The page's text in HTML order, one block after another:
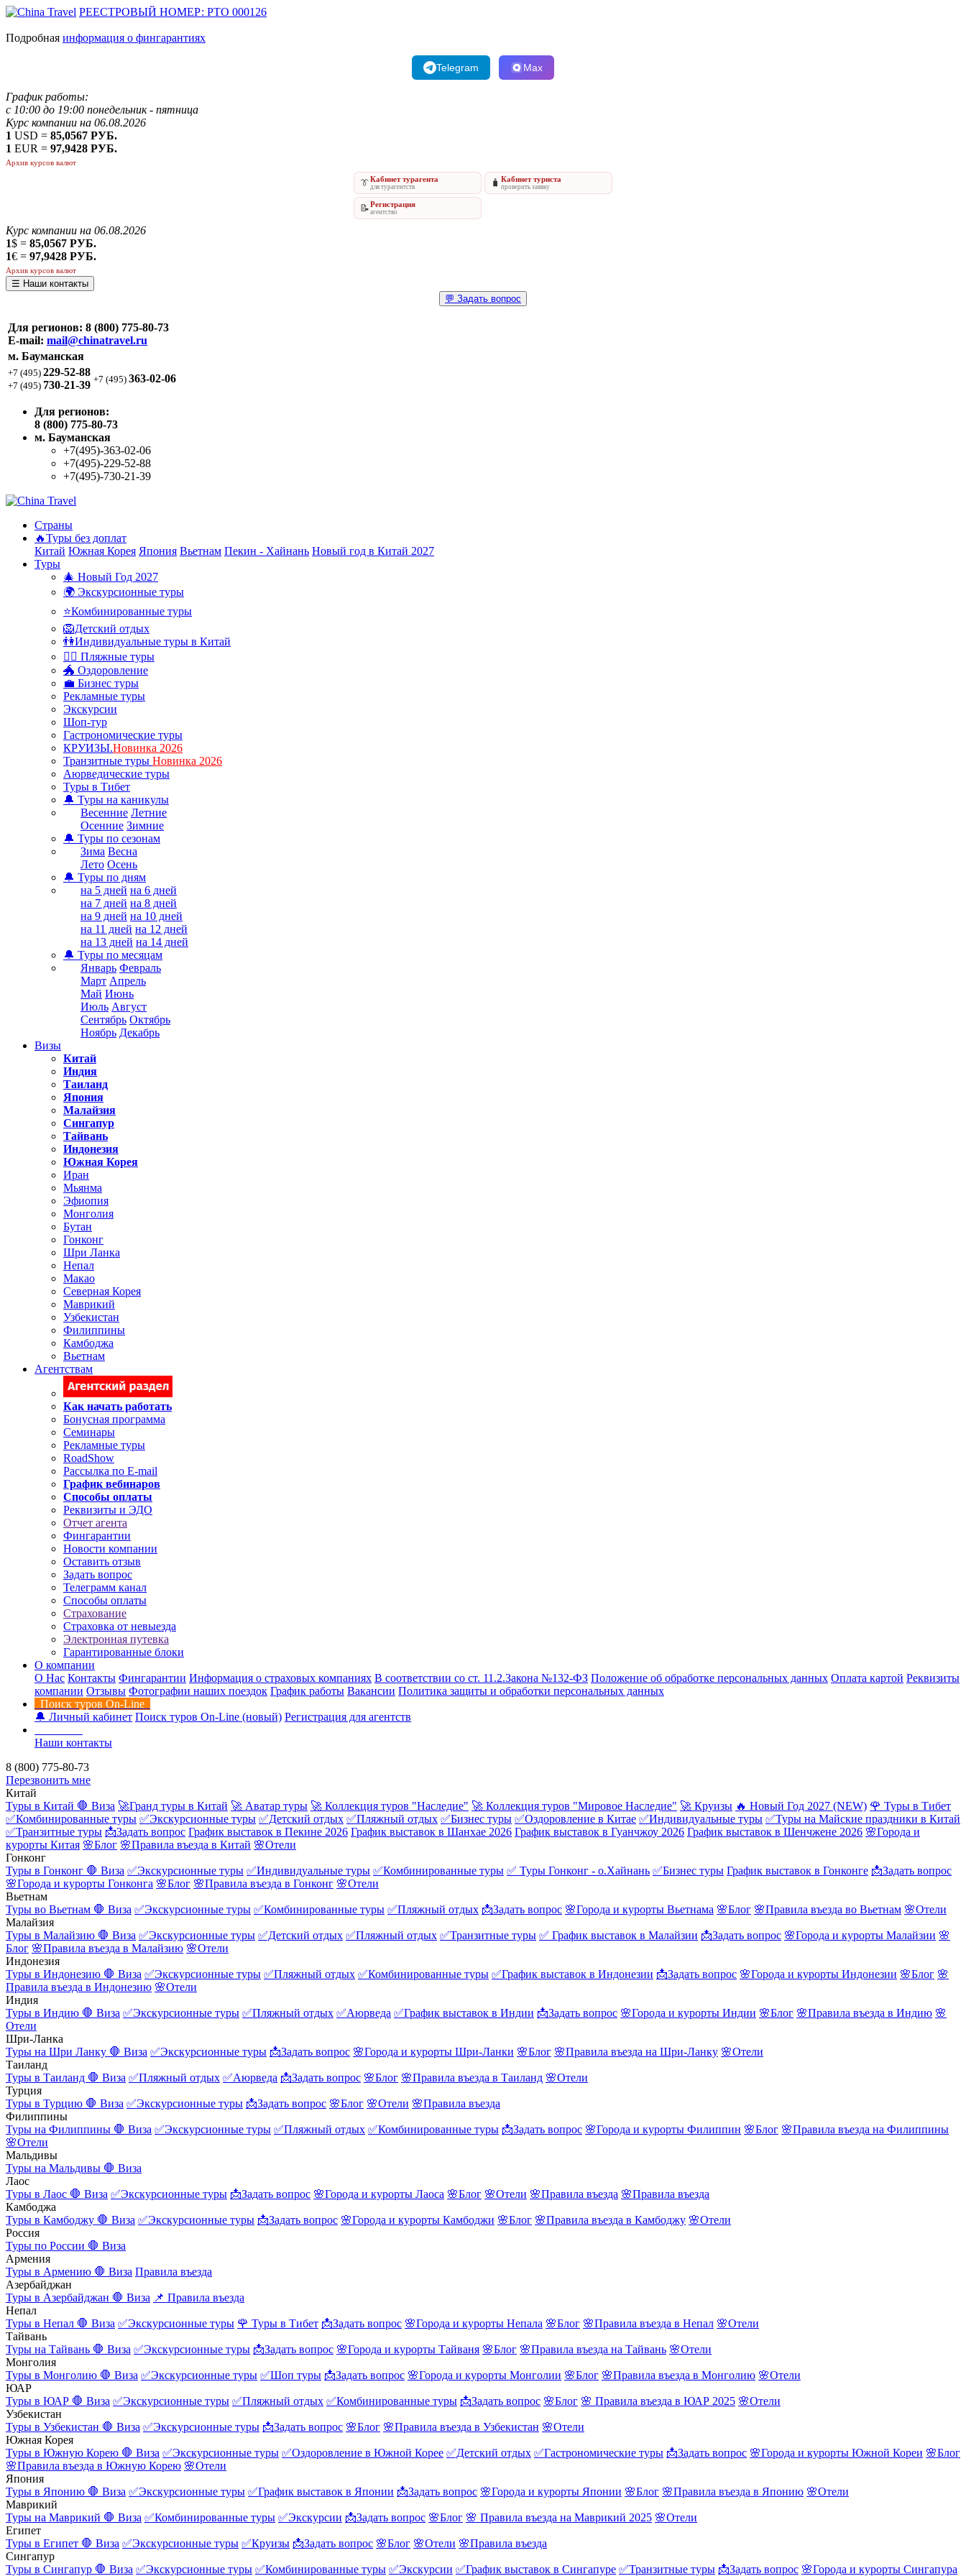
РЕЕСТРОВЫЙ НОМЕР: РТО 000126
Подробная информация о фингарантиях
Telegram Max
График работы:
с 10:00 до 19:00 понедельник - пятница
Курс компании на 06.08.2026
1 USD = 85,0567 РУБ.
1 EUR = 97,9428 РУБ.
Архив курсов валют
👔Кабинет турагента
для турагентств 🧳 Кабинет туриста
проверить заявку
📝Регистрация
агентство
Курс компании на 06.08.2026
1$ = 85,0567 РУБ.
1€ = 97,9428 РУБ.
Архив курсов валют
☰ Наши контакты
💬 Задать вопрос
Для регионов: 8 (800) 775-80-73
E-mail: mail@chinatravel.ru
м. Бауманская
+7 (495) 229-52-88
+7 (495) 730-21-39 +7 (495) 363-02-06
Для регионов:
8 (800) 775-80-73
м. Бауманская
+7(495)-363-02-06
+7(495)-229-52-88
+7(495)-730-21-39
Страны
🔥Туры без доплат
Китай Южная Корея Япония Вьетнам Пекин - Хайнань Новый год в Китай 2027
Туры
🎄 Новый Год 2027
🌍 Экскурсионные туры
⭐Комбинированные туры
🦁Детский отдых
👫Индивидуальные туры в Китай
🏊‍♂ Пляжные туры
🐲 Оздоровление
💼 Бизнес туры
Рекламные туры
Экскурсии
Шоп-тур
Гастрономические туры
КРУИЗЫ.Новинка 2026
Транзитные туры Новинка 2026
Аюрведические туры
Туры в Тибет
🔔 Туры на каникулы
Весенние Летние
Осенние Зимние
🔔 Туры по сезонам
Зима Весна
Лето Осень
🔔 Туры по дням
на 5 дней на 6 дней
на 7 дней на 8 дней
на 9 дней на 10 дней
на 11 дней на 12 дней
на 13 дней на 14 дней
🔔 Туры по месяцам
Январь Февраль
Март Апрель
Май Июнь
Июль Август
Сентябрь Октябрь
Ноябрь Декабрь
Визы
Китай
Индия
Таиланд
Япония
Малайзия
Сингапур
Тайвань
Индонезия
Южная Корея
Иран
Мьянма
Эфиопия
Монголия
Бутан
Гонконг
Шри Ланка
Непал
Макао
Северная Корея
Маврикий
Узбекистан
Филиппины
Камбоджа
Вьетнам
Агентствам
Как начать работать
Бонусная программа
Семинары
Рекламные туры
RoadShow
Рассылка по E-mail
График вебинаров
Способы оплаты
Реквизиты и ЭДО
Отчет агента
Фингарантии
Новости компании
Оставить отзыв
Задать вопрос
Телеграмм канал
Способы оплаты
Страхование
Страховка от невыезда
Электронная путевка
Гарантированные блоки
О компании
О Нас Контакты Фингарантии Информация о страховых компаниях В соответствии со ст. 11.2.Закона №132-ФЗ Положение об обработке персональных данных Оплата картой Реквизиты
компании Отзывы Фотографии наших поездок График работы Вакансии Политика защиты и обработки персональных данных
Поиск туров On-Line
🔔 Личный кабинет Поиск туров On-Line (новый) Регистрация для агентств
Наши контакты
8 (800) 775-80-73
Перезвонить мне
Китай
Туры в Китай 🛑 Виза 🚀Гранд туры в Китай 🚀 Аватар туры 🚀 Коллекция туров "Наследие" 🚀 Коллекция туров "Мировое Наследие" 🚀 Круизы 🔥 Новый Год 2027 (NEW) 🌹 Туры в Тибет
✅Комбинированные туры ✅Экскурсионные туры ✅Детский отдых ✅Пляжный отдых ✅Бизнес туры ✅Оздоровление в Китае ✅Индивидуальные туры ✅Туры на Майские праздники в Китай
✅Транзитные туры 📩Задать вопрос График выставок в Пекине 2026 График выставок в Шанхае 2026 График выставок в Гуанчжоу 2026 График выставок в Шенчжене 2026 🌸Города и
курорты Китая 🌸Блог 🌸Правила въезда в Китай 🌸Отели
Гонконг
Туры в Гонконг 🛑 Виза ✅Экскурсионные туры ✅Индивидуальные туры ✅Комбинированные туры ✅ Туры Гонконг - о.Хайнань ✅Бизнес туры График выставок в Гонконге 📩Задать вопрос
🌸Города и курорты Гонконга 🌸Блог 🌸Правила въезда в Гонконг 🌸Отели
Вьетнам
Туры во Вьетнам 🛑 Виза ✅Экскурсионные туры ✅Комбинированные туры ✅Пляжный отдых 📩Задать вопрос 🌸Города и курорты Вьетнама 🌸Блог 🌸Правила въезда во Вьетнам 🌸Отели
Малайзия
Туры в Малайзию 🛑 Виза ✅Экскурсионные туры ✅Детский отдых ✅Пляжный отдых ✅Транзитные туры ✅ График выставок в Малайзии 📩Задать вопрос 🌸Города и курорты Малайзии 🌸
Блог 🌸Правила въезда в Малайзию 🌸Отели
Индонезия
Туры в Индонезию 🛑 Виза ✅Экскурсионные туры ✅Пляжный отдых ✅Комбинированные туры ✅График выставок в Индонезии 📩Задать вопрос 🌸Города и курорты Индонезии 🌸Блог 🌸
Правила въезда в Индонезию 🌸Отели
Индия
Туры в Индию 🛑 Виза ✅Экскурсионные туры ✅Пляжный отдых ✅Аюрведа ✅График выставок в Индии 📩Задать вопрос 🌸Города и курорты Индии 🌸Блог 🌸Правила въезда в Индию 🌸
Отели
Шри-Ланка
Туры на Шри Ланку 🛑 Виза ✅Экскурсионные туры 📩Задать вопрос 🌸Города и курорты Шри-Ланки 🌸Блог 🌸Правила въезда на Шри-Ланку 🌸Отели
Таиланд
Туры в Таиланд 🛑 Виза ✅Пляжный отдых ✅Аюрведа 📩Задать вопрос 🌸Блог 🌸Правила въезда в Таиланд 🌸Отели
Турция
Туры в Турцию 🛑 Виза ✅Экскурсионные туры 📩Задать вопрос 🌸Блог 🌸Отели 🌸Правила въезда
Филиппины
Туры на Филиппины 🛑 Виза ✅Экскурсионные туры ✅Пляжный отдых ✅Комбинированные туры 📩Задать вопрос 🌸Города и курорты Филиппин 🌸Блог 🌸Правила въезда на Филиппины
🌸Отели
Мальдивы
Туры на Мальдивы 🛑 Виза
Лаос
Туры в Лаос 🛑 Виза ✅Экскурсионные туры 📩Задать вопрос 🌸Города и курорты Лаоса 🌸Блог 🌸Отели 🌸Правила въезда 🌸Правила въезда
Камбоджа
Туры в Камбоджу 🛑 Виза ✅Экскурсионные туры 📩Задать вопрос 🌸Города и курорты Камбоджи 🌸Блог 🌸Правила въезда в Камбоджу 🌸Отели
Россия
Туры по России 🛑 Виза
Армения
Туры в Армению 🛑 Виза Правила въезда
Азербайджан
Туры в Азербайджан 🛑 Виза 📌 Правила въезда
Непал
Туры в Непал 🛑 Виза ✅Экскурсионные туры 🌹 Туры в Тибет 📩Задать вопрос 🌸Города и курорты Непала 🌸Блог 🌸Правила въезда в Непал 🌸Отели
Тайвань
Туры на Тайвань 🛑 Виза ✅Экскурсионные туры 📩Задать вопрос 🌸Города и курорты Тайваня 🌸Блог 🌸Правила въезда на Тайвань 🌸Отели
Монголия
Туры в Монголию 🛑 Виза ✅Экскурсионные туры ✅Шоп туры 📩Задать вопрос 🌸Города и курорты Монголии 🌸Блог 🌸Правила въезда в Монголию 🌸Отели
ЮАР
Туры в ЮАР 🛑 Виза ✅Экскурсионные туры ✅Пляжный отдых ✅Комбинированные туры 📩Задать вопрос 🌸Блог 🌸 Правила въезда в ЮАР 2025 🌸Отели
Узбекистан
Туры в Узбекистан 🛑 Виза ✅Экскурсионные туры 📩Задать вопрос 🌸Блог 🌸Правила въезда в Узбекистан 🌸Отели
Южная Корея
Туры в Южную Корею 🛑 Виза ✅Экскурсионные туры ✅Оздоровление в Южной Корее ✅Детский отдых ✅Гастрономические туры 📩Задать вопрос 🌸Города и курорты Южной Кореи 🌸Блог
🌸Правила въезда в Южную Корею 🌸Отели
Япония
Туры в Японию 🛑 Виза ✅Экскурсионные туры ✅График выставок в Японии 📩Задать вопрос 🌸Города и курорты Японии 🌸Блог 🌸Правила въезда в Японию 🌸Отели
Маврикий
Туры на Маврикий 🛑 Виза ✅Комбинированные туры ✅Экскурсии 📩Задать вопрос 🌸Блог 🌸 Правила въезда на Маврикий 2025 🌸Отели
Египет
Туры в Египет 🛑 Виза ✅Экскурсионные туры ✅Круизы 📩Задать вопрос 🌸Блог 🌸Отели 🌸Правила въезда
Сингапур
Туры в Сингапур 🛑 Виза ✅Экскурсионные туры ✅Комбинированные туры ✅Экскурсии ✅График выставок в Сингапуре ✅Транзитные туры 📩Задать вопрос 🌸Города и курорты Сингапура